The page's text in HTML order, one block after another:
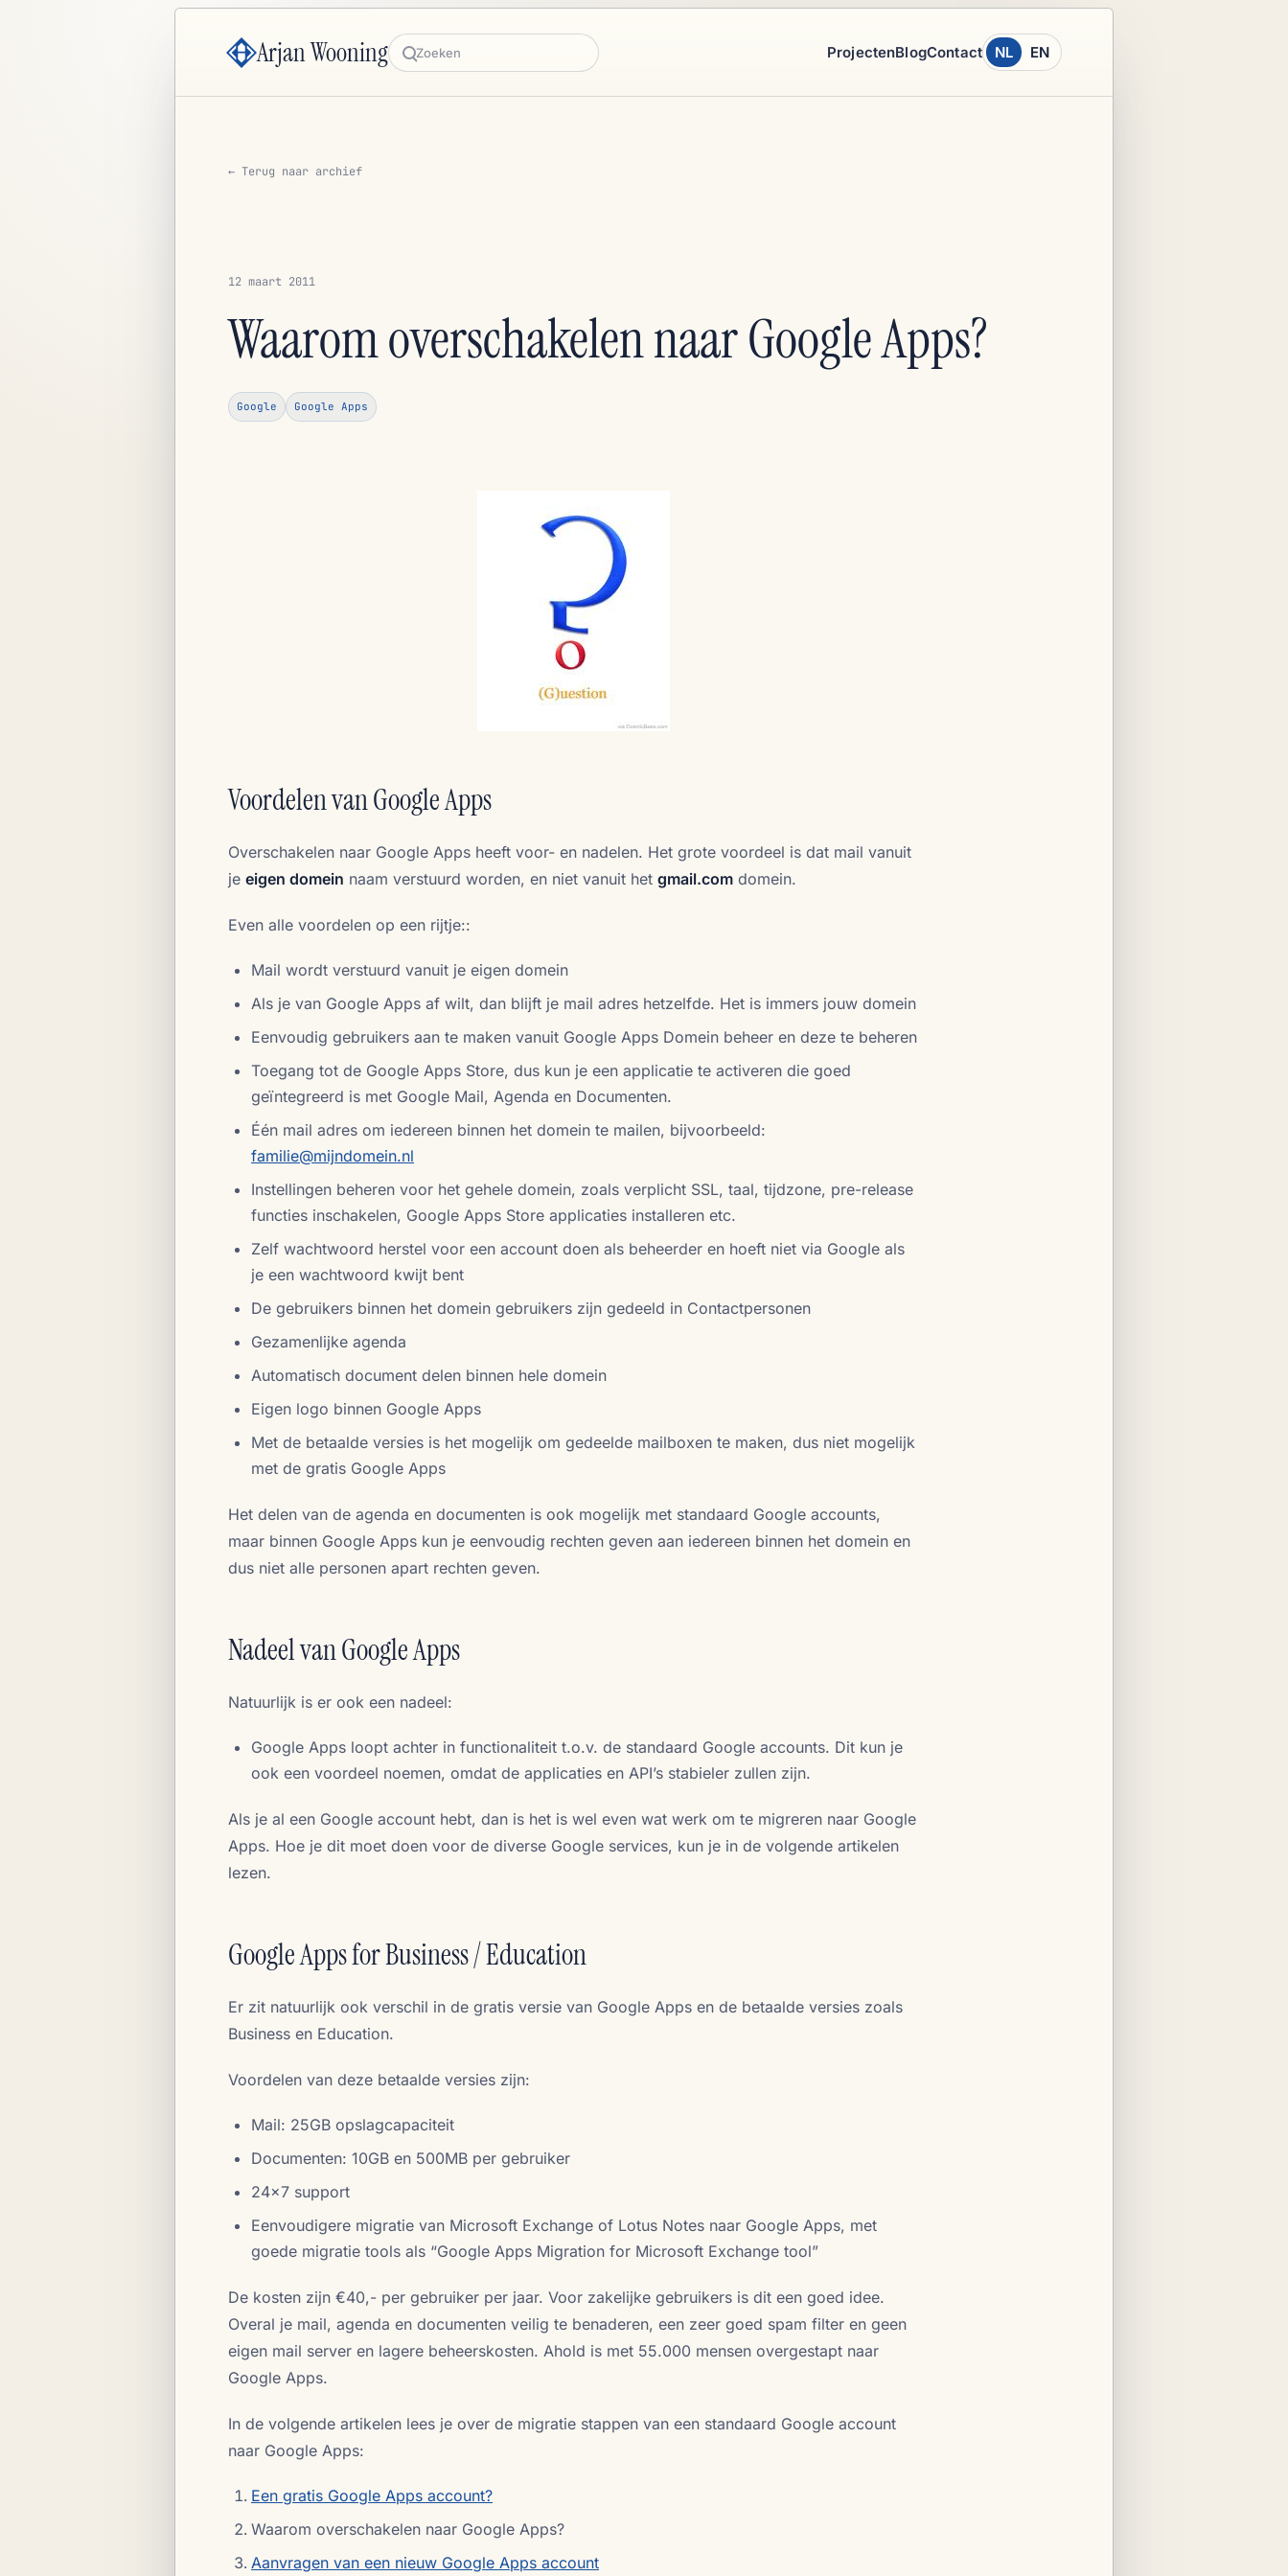
Arjan Wooning Zoeken
ProjectenBlogContact NL EN
← Terug naar archief
12 maart 2011
Waarom overschakelen naar Google Apps?
Google Google Apps
Voordelen van Google Apps
Overschakelen naar Google Apps heeft voor- en nadelen. Het grote voordeel is dat mail vanuit
je eigen domein naam verstuurd worden, en niet vanuit het gmail.com domein.
Even alle voordelen op een rijtje::
Mail wordt verstuurd vanuit je eigen domein
Als je van Google Apps af wilt, dan blijft je mail adres hetzelfde. Het is immers jouw domein
Eenvoudig gebruikers aan te maken vanuit Google Apps Domein beheer en deze te beheren
Toegang tot de Google Apps Store, dus kun je een applicatie te activeren die goed
geïntegreerd is met Google Mail, Agenda en Documenten.
Één mail adres om iedereen binnen het domein te mailen, bijvoorbeeld:
familie@mijndomein.nl
Instellingen beheren voor het gehele domein, zoals verplicht SSL, taal, tijdzone, pre-release
functies inschakelen, Google Apps Store applicaties installeren etc.
Zelf wachtwoord herstel voor een account doen als beheerder en hoeft niet via Google als
je een wachtwoord kwijt bent
De gebruikers binnen het domein gebruikers zijn gedeeld in Contactpersonen
Gezamenlijke agenda
Automatisch document delen binnen hele domein
Eigen logo binnen Google Apps
Met de betaalde versies is het mogelijk om gedeelde mailboxen te maken, dus niet mogelijk
met de gratis Google Apps
Het delen van de agenda en documenten is ook mogelijk met standaard Google accounts,
maar binnen Google Apps kun je eenvoudig rechten geven aan iedereen binnen het domein en
dus niet alle personen apart rechten geven.
Nadeel van Google Apps
Natuurlijk is er ook een nadeel:
Google Apps loopt achter in functionaliteit t.o.v. de standaard Google accounts. Dit kun je
ook een voordeel noemen, omdat de applicaties en API’s stabieler zullen zijn.
Als je al een Google account hebt, dan is het is wel even wat werk om te migreren naar Google
Apps. Hoe je dit moet doen voor de diverse Google services, kun je in de volgende artikelen
lezen.
Google Apps for Business / Education
Er zit natuurlijk ook verschil in de gratis versie van Google Apps en de betaalde versies zoals
Business en Education.
Voordelen van deze betaalde versies zijn:
Mail: 25GB opslagcapaciteit
Documenten: 10GB en 500MB per gebruiker
24x7 support
Eenvoudigere migratie van Microsoft Exchange of Lotus Notes naar Google Apps, met
goede migratie tools als “Google Apps Migration for Microsoft Exchange tool”
De kosten zijn €40,- per gebruiker per jaar. Voor zakelijke gebruikers is dit een goed idee.
Overal je mail, agenda en documenten veilig te benaderen, een zeer goed spam filter en geen
eigen mail server en lagere beheerskosten. Ahold is met 55.000 mensen overgestapt naar
Google Apps.
In de volgende artikelen lees je over de migratie stappen van een standaard Google account
naar Google Apps:
Een gratis Google Apps account?
Waarom overschakelen naar Google Apps?
Aanvragen van een nieuw Google Apps account